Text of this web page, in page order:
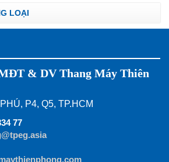
LOẠI
& DV Thang Máy Thiên
P4, Q5, TP.HCM
77